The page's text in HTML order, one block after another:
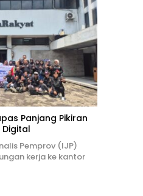
Panjang Pikiran
Digital
Pemprov (IJP)
kerja ke kantor